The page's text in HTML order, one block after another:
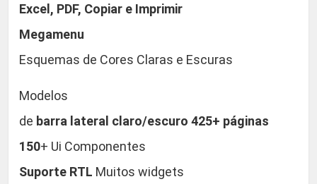
d
a
d
Excel, PDF, Copiar e Imprimir
Megamenu
Esquemas de Cores Claras e Escuras
Modelos
de barra lateral claro/escuro 425+ páginas
150+ Ui Componentes
Suporte RTL Muitos widgets